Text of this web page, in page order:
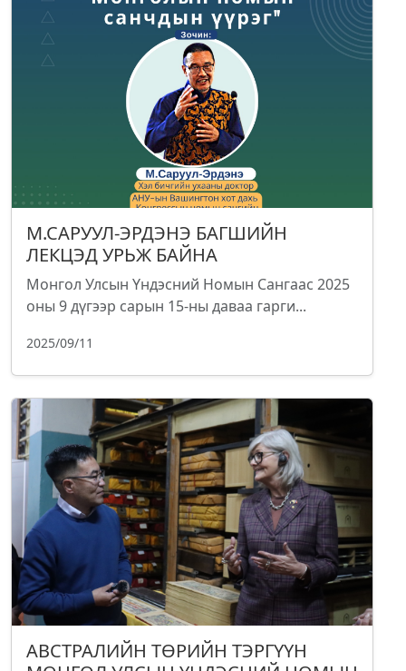
М.САРУУЛ-ЭРДЭНЭ БАГШИЙН
ЛЕКЦЭД УРЬЖ БАЙНА
Монгол Улсын Үндэсний Номын Сангаас 2025
оны 9 дүгээр сарын 15-ны даваа гарги...
2025/09/11
АВСТРАЛИЙН ТӨРИЙН ТЭРГҮҮН